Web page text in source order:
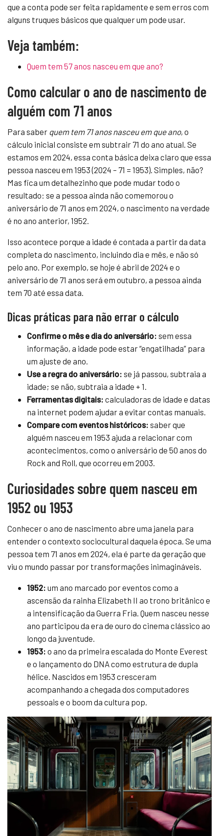
que a conta pode ser feita rapidamente e sem erros com
alguns truques básicos que qualquer um pode usar.
Veja também:
Quem tem 57 anos nasceu em que ano?
Como calcular o ano de nascimento de
alguém com 71 anos
Para saber quem tem 71 anos nasceu em que ano, o
cálculo inicial consiste em subtrair 71 do ano atual. Se
estamos em 2024, essa conta básica deixa claro que essa
pessoa nasceu em 1953 (2024 – 71 = 1953). Simples, não?
Mas fica um detalhezinho que pode mudar todo o
resultado: se a pessoa ainda não comemorou o
aniversário de 71 anos em 2024, o nascimento na verdade
é no ano anterior, 1952.
Isso acontece porque a idade é contada a partir da data
completa do nascimento, incluindo dia e mês, e não só
pelo ano. Por exemplo, se hoje é abril de 2024 e o
aniversário de 71 anos será em outubro, a pessoa ainda
tem 70 até essa data.
Dicas práticas para não errar o cálculo
Confirme o mês e dia do aniversário: sem essa
informação, a idade pode estar “engatilhada” para
um ajuste de ano.
Use a regra do aniversário: se já passou, subtraia a
idade; se não, subtraia a idade + 1.
Ferramentas digitais: calculadoras de idade e datas
na internet podem ajudar a evitar contas manuais.
Compare com eventos históricos: saber que
alguém nasceu em 1953 ajuda a relacionar com
acontecimentos, como o aniversário de 50 anos do
Rock and Roll, que ocorreu em 2003.
Curiosidades sobre quem nasceu em
1952 ou 1953
Conhecer o ano de nascimento abre uma janela para
entender o contexto sociocultural daquela época. Se uma
pessoa tem 71 anos em 2024, ela é parte da geração que
viu o mundo passar por transformações inimagináveis.
1952: um ano marcado por eventos como a
ascensão da rainha Elizabeth II ao trono britânico e
a intensificação da Guerra Fria. Quem nasceu nesse
ano participou da era de ouro do cinema clássico ao
longo da juventude.
1953: o ano da primeira escalada do Monte Everest
e o lançamento do DNA como estrutura de dupla
hélice. Nascidos em 1953 cresceram
acompanhando a chegada dos computadores
pessoais e o boom da cultura pop.